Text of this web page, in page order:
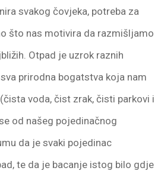
svakog čovjeka, potreba za
što nas motivira da razmišljamo
Otpad je uzrok raznih
prirodna bogatstva koja nam
voda, čist zrak, čisti parkovi i
od našeg pojedinačnog
da je svaki pojedinac
te da je bacanje istog bilo gdje